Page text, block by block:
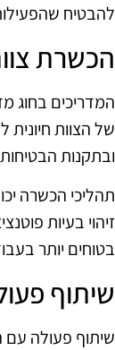
להבטיח
הכשרת
המדריכים בחוג
של הצוות
ובתקנות
תהליכי הכשרה
זיהוי בעיות
בטוחים יותר
שיתוף
שיתוף פעולה עם